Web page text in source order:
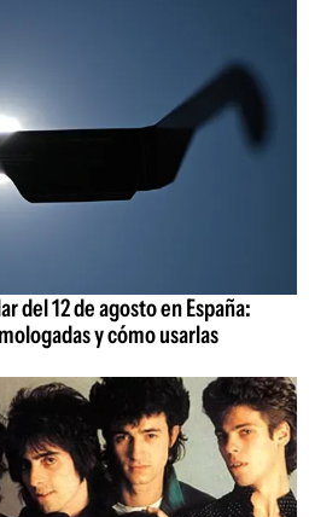
del 12 de agosto en España:
y cómo usarlas